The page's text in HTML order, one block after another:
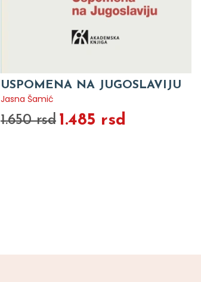
USPOMENA NA JUGOSLAVIJU
Jasna Šamić
1.650 rsd 1.485 rsd